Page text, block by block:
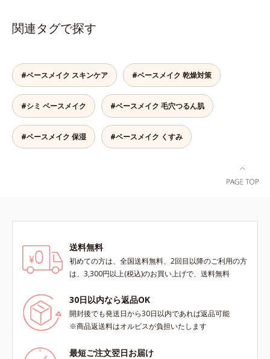
ォータープルーフ(*4)だから、レジ
ャーにも大活躍してくれます。*1
合＝セミマット肌を叶える球状と板
状の粉体*2 シリカ6種類、セルロー
ス*3 シリカ配合＝皮脂を吸着する
粉体*4 化粧持ち性能
拡散効果で乾燥小ジワや毛穴もカバ
ーします。【ラスティング効果】皮
主成分を選択的に吸収し、うるおい
はしっかり残すことでカバー力を保
ちます。*1 メイク効果による*2 角
層の範囲内*3 スキンプロテクト※
防ぐ複合成分 ※ ビルベリー葉エ
キス、タベブイアインペチギノサ樹
に乱反射させ、毛穴をふんわりぼか
します。さらに乾燥を感じたら水分
もふんわり一掃。するんとハリ感の
ある肌に整えます。絶妙ベージュ色
で、黒ずみもカバー。肌をキュッと
ひきしめる植物性ひきしめ成分配合
で、テカリや化粧くずれも防ぎま
す。クリームをなじませると、さら
さらの感触のパウダーに変化。まる
をまとったグロウニュアンスパウダ
ーを新配合。リキッドのツヤ感を活
かしながらも、ふんわりと軽やかな
サラツヤ肌へと、仕上がり質感を格
上げします。うるおいパウダーを
50％配合し、さらに浸透型ヒアルロ
ン酸エキスも加えることで、お粉な
関連タグで探す
#ベースメイク スキンケア #ベースメイク 乾燥対策
#シミ ベースメイク #ベースメイク 毛穴つるん肌
#ベースメイク 保湿 #ベースメイク くすみ
送料無料
初めての方は、全国送料無料、2回目以降のご利用の方
は、3,300円以上(税込)のお買い上げで、送料無料
30日以内なら返品OK
開封後でも発送日から30日以内であれば返品可能
※商品返送料はオルビスが負担いたします
最短ご注文翌日お届け